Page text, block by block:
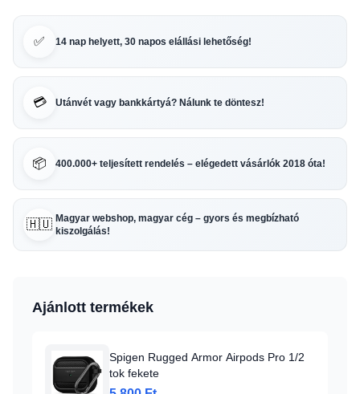
✅ 14 nap helyett, 30 napos elállási lehetőség!
💳 Utánvét vagy bankkártyá? Nálunk te döntesz!
📦 400.000+ teljesített rendelés – elégedett vásárlók 2018 óta!
🇭🇺 Magyar webshop, magyar cég – gyors és megbízható
kiszolgálás!
Ajánlott termékek
Spigen Rugged Armor Airpods Pro 1/2
tok fekete